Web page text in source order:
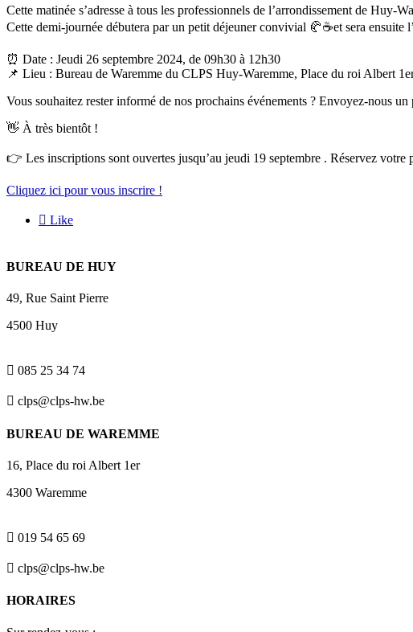
Cette matinée s’adresse à tous les professionnels de l’arrondissement de
Cette demi-journée débutera par un petit déjeuner convivial 🥐☕et sera
⏰ Date : Jeudi 26 septembre 2024, de 09h30 à 12h30
📌 Lieu : Bureau de Waremme du CLPS Huy-Waremme, Place du roi Albert
Vous souhaitez rester informé de nos prochains événements ? Envoyez-nous
👋 À très bientôt !
👉 Les inscriptions sont ouvertes jusqu’au jeudi 19 septembre . Réservez votre
Cliquez ici pour vous inscrire !
 Like
BUREAU DE HUY
49, Rue Saint Pierre
4500 Huy
 085 25 34 74
 clps@clps-hw.be
BUREAU DE WAREMME
16, Place du roi Albert 1er
4300 Waremme
 019 54 65 69
 clps@clps-hw.be
HORAIRES